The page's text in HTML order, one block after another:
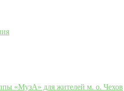
«МузА» для жителей м. о. Чехов